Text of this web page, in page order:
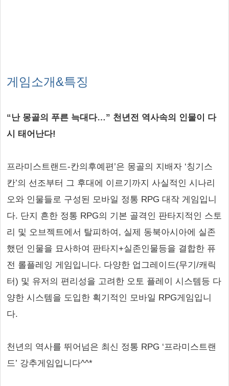
게임소개&특징
“난 몽골의 푸른 늑대다…” 천년전 역사속의 인물이 다
시 태어난다!
프라미스트랜드-칸의후예편’은 몽골의 지배자 ‘칭기스
칸’의 선조부터 그 후대에 이르기까지 사실적인 시나리
오와 인물들로 구성된 모바일 정통 RPG 대작 게임입니
다. 단지 흔한 정통 RPG의 기본 골격인 판타지적인 스토
리 및 오브젝트에서 탈피하여, 실제 동북아시아에 실존
했던 인물을 묘사하여 판타지+실존인물등을 결합한 퓨
전 롤플레잉 게임입니다. 다양한 업그레이드(무기/캐릭
터) 및 유저의 편리성을 고려한 오토 플레이 시스템등 다
양한 시스템을 도입한 획기적인 모바일 RPG게임입니
다.
천년의 역사를 뛰어넘은 최신 정통 RPG ‘프라미스트랜
드’ 강추게임입니다^^*